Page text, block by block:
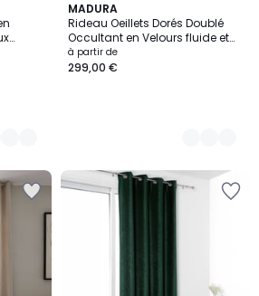
MADURA
Rideau Oeillets Dorés Doublé
Occultant en Velours fluide et
lumineux DALILA
à partir de
299,00 €
3
Couleurs